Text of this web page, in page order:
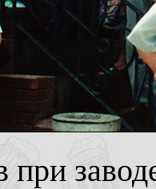
при